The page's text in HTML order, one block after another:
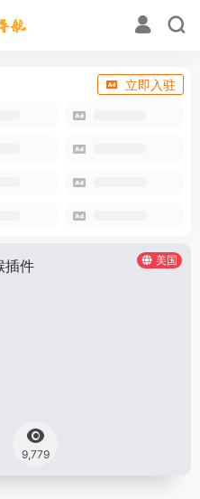
立即入驻
美国
9,779